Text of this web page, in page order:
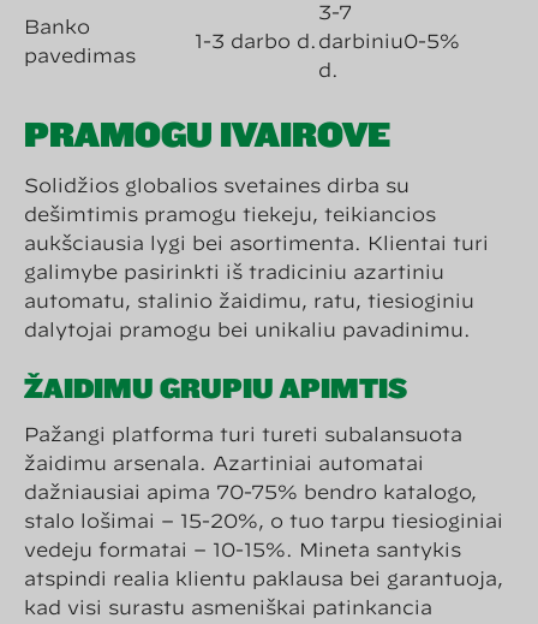
Banko
pavedimas
1-3 darbo d.
3-7
darbinių
d.
0-5%
PRAMOGŲ ĮVAIROVĖ
Solidžios globalios svetainės dirba su
dešimtimis pramogų tiekėjų, teikiančios
aukščiausią lygį bei asortimentą. Klientai turi
galimybę pasirinkti iš tradicinių azartinių
automatų, stalinio žaidimų, ratų, tiesioginių
dalytojai pramogų bei unikalių pavadinimų.
ŽAIDIMŲ GRUPIŲ APIMTIS
Pažangi platforma turi turėti subalansuotą
žaidimų arsenalą. Azartiniai automatai
dažniausiai apima 70-75% bendro katalogo,
stalo lošimai – 15-20%, o tuo tarpu tiesioginiai
vedėjų formatai – 10-15%. Minėta santykis
atspindi realią klientų paklausą bei garantuoja,
kad visi surastų asmeniškai patinkančią